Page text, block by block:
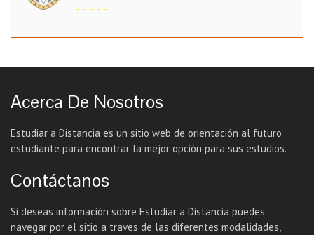
Acerca De Nosotros
Estudiar a Distancia es un sitio web de orientación al futuro
estudiante para encontrar la mejor opción para sus estudios.
Contáctanos
Si deseas información sobre Estudiar a Distancia puedes
navegar por el sitio a traves de las diferentes modalidades,